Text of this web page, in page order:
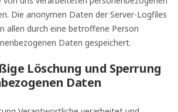
Die anonymen Daten der Server-Logfiles
allen durch eine betroffene Person
Daten gespeichert.
Löschung und Sperrung
Daten